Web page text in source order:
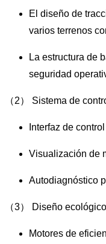
El diseño de
varios terrenos
La estructura de
seguridad
（2） Sistema de
Interfaz de
Visualización de
Autodiagnóstico
（3） Diseño
Motores de